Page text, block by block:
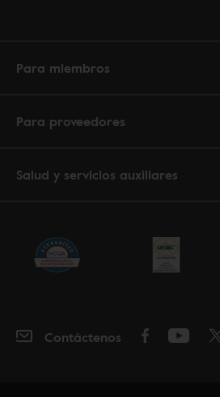
Para miembros
Para proveedores
Salud y servicios auxiliares
Contáctenos